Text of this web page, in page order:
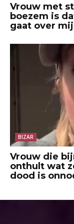
Vrouw met
boezem is
gaat over
BIZAR
Vrouw die
onthult wat
dood is